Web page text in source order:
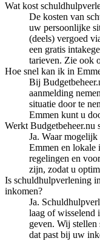
Wat kost
De kosten van
uw persoonlijke
(deels) vergoed
een gratis
tarieven. Zie ook
Hoe snel kan ik in
Bij
aanmelding
situatie door te
Emmen kunt u
Werkt Budgetbeheer.nu
Ja. Waar
Emmen en lokale
regelingen en
zijn, zodat u
Is schuldhulpverlening
inkomen?
Ja.
laag of wisselend
geven. Wij stellen
dat past bij uw